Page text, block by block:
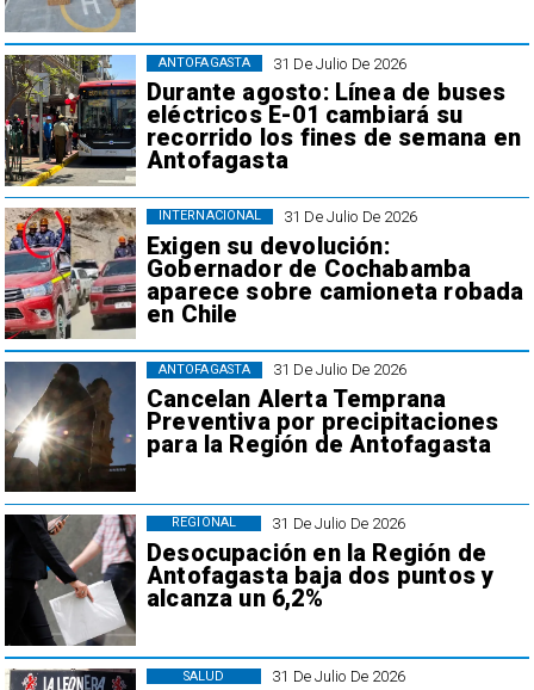
31 De Julio De 2026
Durante agosto: Línea de buses
eléctricos E-01 cambiará su
recorrido los fines de semana en
Antofagasta
ANTOFAGASTA
31 De Julio De 2026
Exigen su devolución:
Gobernador de Cochabamba
aparece sobre camioneta robada
en Chile
INTERNACIONAL
31 De Julio De 2026
Cancelan Alerta Temprana
Preventiva por precipitaciones
para la Región de Antofagasta
ANTOFAGASTA
31 De Julio De 2026
Desocupación en la Región de
Antofagasta baja dos puntos y
alcanza un 6,2%
REGIONAL
31 De Julio De 2026
SALUD